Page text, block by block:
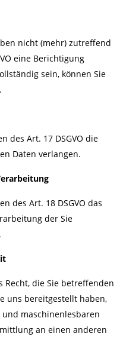
nicht (mehr) zutreffend
eine Berichtigung
sein, können Sie
des Art. 17 DSGVO die
Daten verlangen.
des Art. 18 DSGVO das
der Sie
Recht, die Sie betreffenden
uns bereitgestellt haben,
maschinenlesbaren
an einen anderen